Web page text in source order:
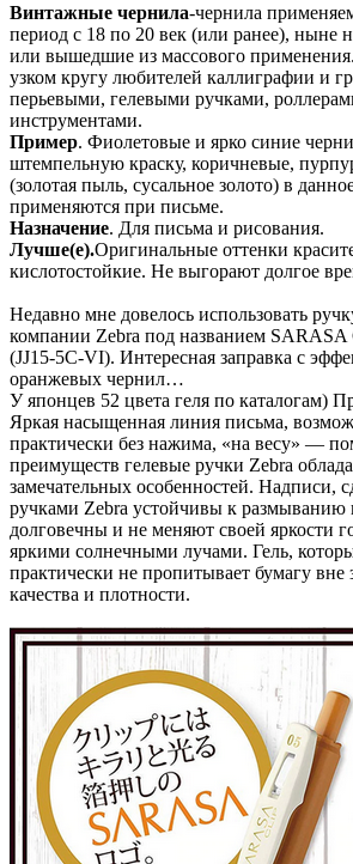
Винтажные чернила-чернила
период с 18 по 20 век (или ранее), ныне
или вышедшие из массового
узком кругу любителей каллиграфии и
перьевыми, гелевыми ручками,
инструментами.
Пример. Фиолетовые и ярко синие
штемпельную краску, коричневые,
(золотая пыль, сусальное золото) в
применяются при письме.
Назначение. Для письма и рисования.
Лучше(е).Оригинальные оттенки
кислотостойкие. Не выгорают долгое
Недавно мне довелось использовать
компании Zebra под названием
(JJ15-5C-VI). Интересная заправка с
оранжевых чернил…
У японцев 52 цвета геля по каталогам)
Яркая насыщенная линия письма,
практически без нажима, «на весу» —
преимуществ гелевые ручки Zebra
замечательных особенностей. Надписи,
ручками Zebra устойчивы к размыванию
долговечны и не меняют своей яркости
яркими солнечными лучами. Гель,
практически не пропитывает бумагу вне
качества и плотности.